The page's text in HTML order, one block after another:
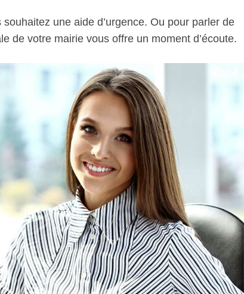
une aide d’urgence. Ou pour parler de
de votre mairie vous offre un moment d’écoute.